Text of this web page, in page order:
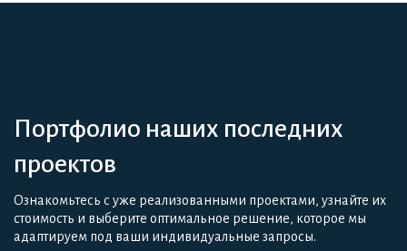
Портфолио наших последних
проектов
Ознакомьтесь с уже реализованными проектами, узнайте их
стоимость и выберите оптимальное решение, которое мы
адаптируем под ваши индивидуальные запросы.